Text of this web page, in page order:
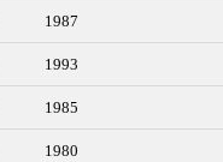
1987
1993
1985
1980